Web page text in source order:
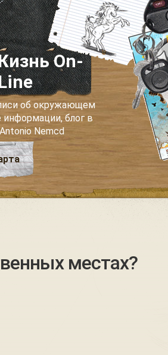
On-
об окружающем
информации, блог в
Nemcd
местах?